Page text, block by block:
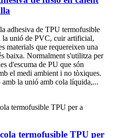
adhesiva de TPU termofusible
la unió de PVC, cuir artificial,
materials que requereixen una
baixa. Normalment s'utilitza per
d'escuma de PU que són
el medi ambient i no tòxiques.
amb la unió amb cola líquida,...
termofusible TPU per